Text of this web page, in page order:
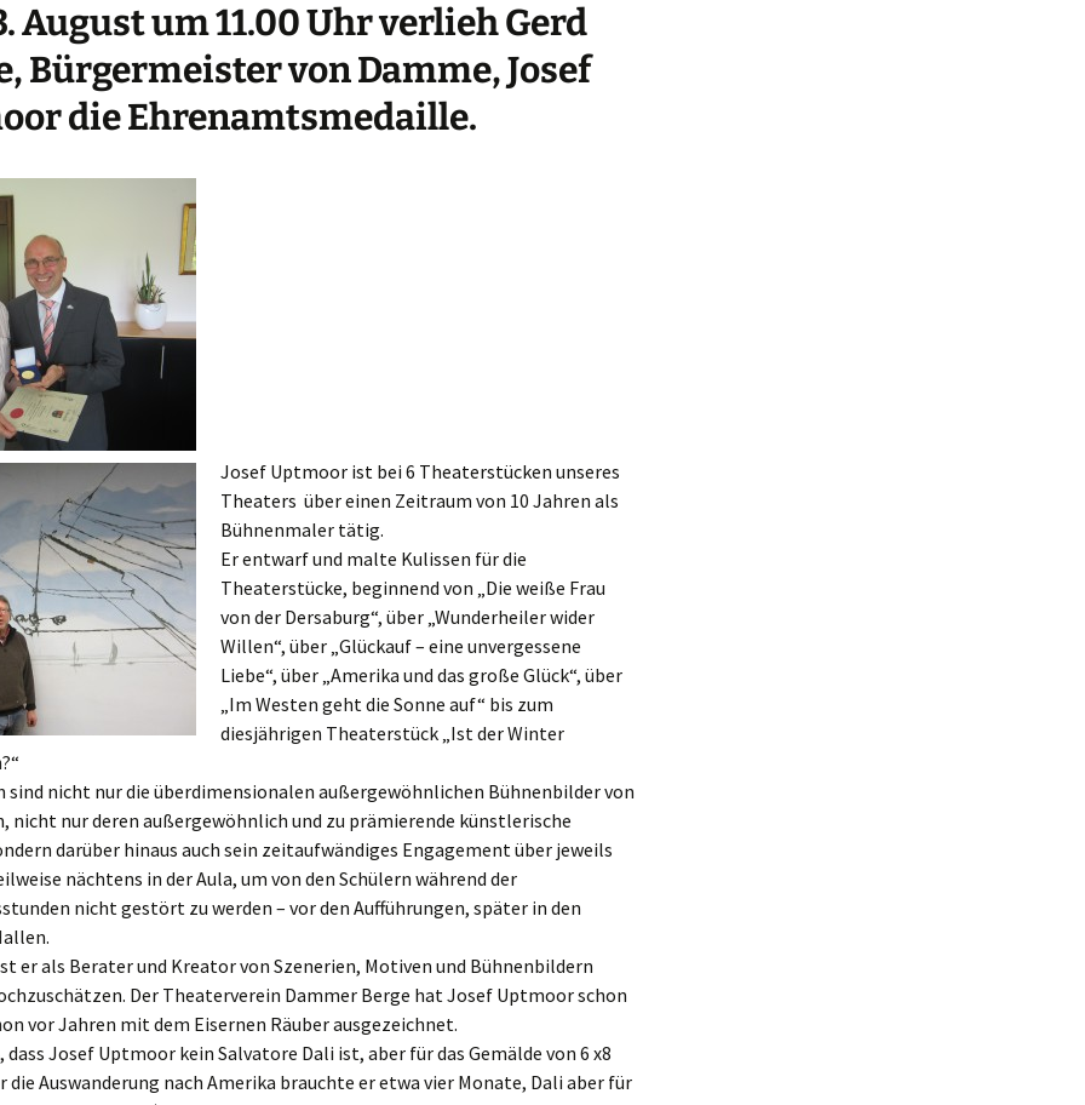
vom
(2019)
& Julia
wider
– eine
Liebe
und das große
geht die
auf
Winter
vom
(2005)
August um 11.00 Uhr verlieh Gerd
Bürgermeister von Damme, Josef
die Ehrenamtsmedaille.
Josef Uptmoor ist bei 6 Theaterstücken unseres
Theaters über einen Zeitraum von 10 Jahren als
Bühnenmaler tätig.
Er entwarf und malte Kulissen für die
Theaterstücke, beginnend von „Die weiße Frau
von der Dersaburg“, über „Wunderheiler wider
Willen“, über „Glückauf – eine unvergessene
Liebe“, über „Amerika und das große Glück“, über
„Im Westen geht die Sonne auf“ bis zum
diesjährigen Theaterstück „Ist der Winter
sind nicht nur die überdimensionalen außergewöhnlichen Bühnenbilder von
nicht nur deren außergewöhnlich und zu prämierende künstlerische
darüber hinaus auch sein zeitaufwändiges Engagement über jeweils
nächtens in der Aula, um von den Schülern während der
nicht gestört zu werden – vor den Aufführungen, später in den
er als Berater und Kreator von Szenerien, Motiven und Bühnenbildern
Der Theaterverein Dammer Berge hat Josef Uptmoor schon
vor Jahren mit dem Eisernen Räuber ausgezeichnet.
dass Josef Uptmoor kein Salvatore Dali ist, aber für das Gemälde von 6 x8
die Auswanderung nach Amerika brauchte er etwa vier Monate, Dali aber für